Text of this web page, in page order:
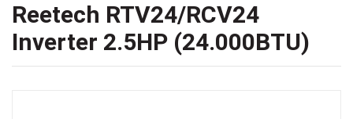
Reetech RTV24/RCV24
Inverter 2.5HP (24.000BTU)